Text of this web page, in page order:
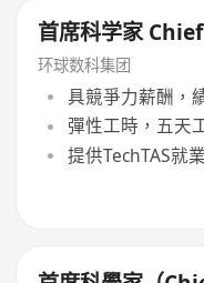
首席科学家
环球数科集团
具競爭力薪酬，
彈性工時，五天
提供TechTAS就